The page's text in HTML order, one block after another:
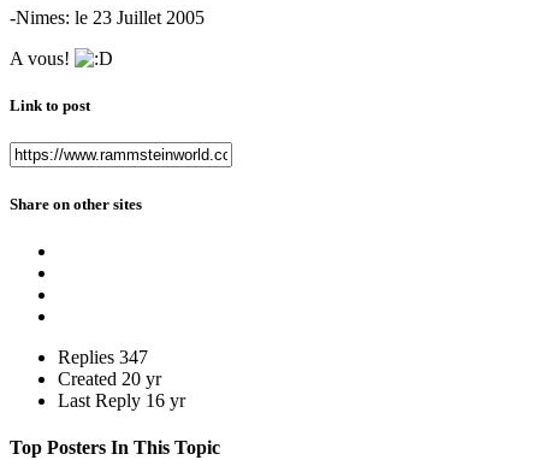
-Nimes: le 23 Juillet 2005
A vous!
Link to post
Share on other sites
Replies 347
Created 20 yr
Last Reply 16 yr
Top Posters In This Topic